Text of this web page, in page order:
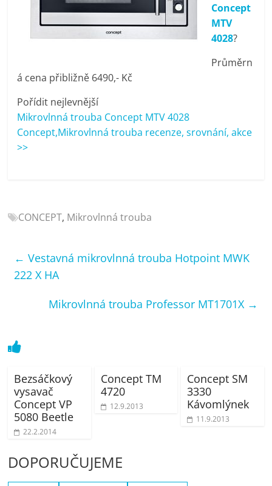
elektronika
porovnání
Elektro
pračky,
televize,
notebooky,
mobilní
telefony,
Concept
MTV
4028?
Průměrn
á cena přibližně 6490,- Kč
Pořídit nejlevnější
Mikrovlnná trouba Concept MTV 4028
Concept,Mikrovlnná trouba recenze, srovnání, akce
>>
CONCEPT, Mikrovlnná trouba
← Vestavná mikrovlnná trouba Hotpoint MWK
222 X HA
Mikrovlnná trouba Professor MT1701X →
Bezsáčkový
vysavač
Concept VP
5080 Beetle
22.2.2014
Concept TM
4720
12.9.2013
Concept SM
3330
Kávomlýnek
11.9.2013
DOPORUČUJEME